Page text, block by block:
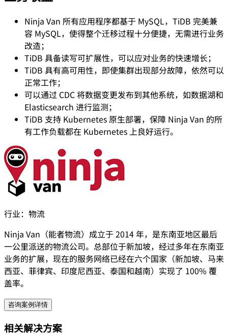
Ninja Van 所有应用程序都基于 MySQL，TiDB 完美兼
容 MySQL，使得整个迁移过程十分便捷，无需进行业务
改造；
TiDB 具备读写可扩展性，可以应对业务的快速增长；
TiDB 具有高可用性，即使集群出现部分故障，依然可以
正常工作；
可以通过 CDC 将数据变更发布到其他系统，如数据湖和
Elasticsearch 进行监测；
TiDB 支持 Kubernetes 原生部署，保障 Ninja Van 的所
有工作负载都在 Kubernetes 上良好运行。
行业： 物流
Ninja Van（能者物流）成立于 2014 年，是东南亚地区最后
一公里派送的物流公司。总部位于新加坡，经过多年在东南亚
业务的扩展，现在的服务网络已经在六个国家（新加坡、马来
西亚、菲律宾、印度尼西亚、泰国和越南）实现了 100% 覆
盖率。
咨询案例详情
相关解决方案